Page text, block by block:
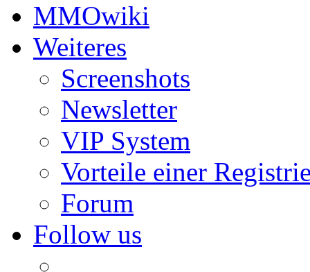
MMOwiki
Weiteres
Screenshots
Newsletter
VIP System
Vorteile einer
Forum
Follow us